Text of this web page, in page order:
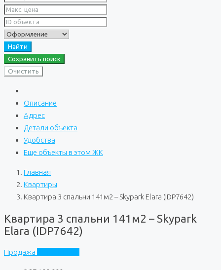
Найти
Сохранить поиск
Очистить
Описание
Адрес
Детали объекта
Удобства
Еще объекты в этом ЖК
Главная
Квартиры
Квартира 3 спальни 141м2 – Skypark Elara (IDP7642)
Квартира 3 спальни 141м2 – Skypark
Elara (IDP7642)
Продажа